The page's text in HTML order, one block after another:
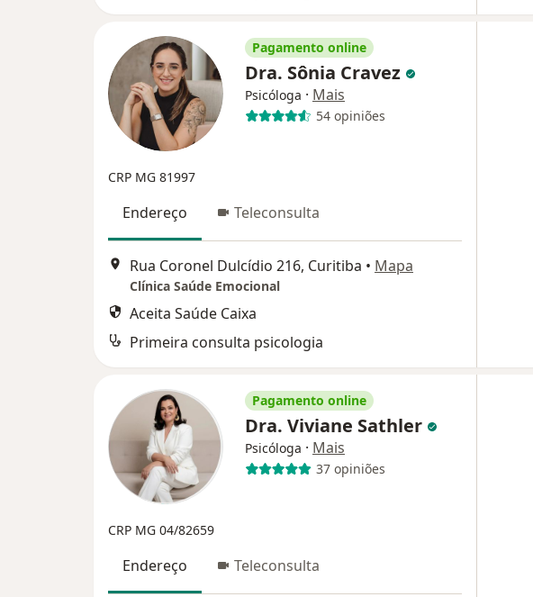
Pagamento online
Dra. Sônia Cravez
Psicóloga · Mais
54 opiniões
CRP MG 81997
Endereço Teleconsulta
Rua Coronel Dulcídio 216, Curitiba • Mapa
Clínica Saúde Emocional
Aceita Saúde Caixa
Primeira consulta psicologia
Pagamento online
Dra. Viviane Sathler
Psicóloga · Mais
37 opiniões
CRP MG 04/82659
Endereço Teleconsulta